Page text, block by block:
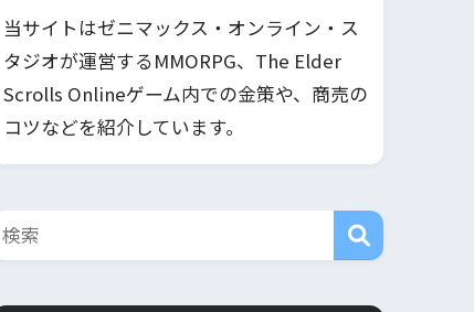
当サイトはゼニマックス・オンライン・ス
タジオが運営するMMORPG、The Elder
Scrolls Onlineゲーム内での金策や、商売の
コツなどを紹介しています。